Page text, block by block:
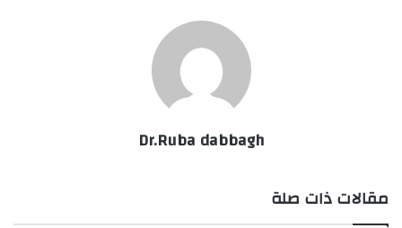
Dr.Ruba dabbagh
مقالات ذات صلة